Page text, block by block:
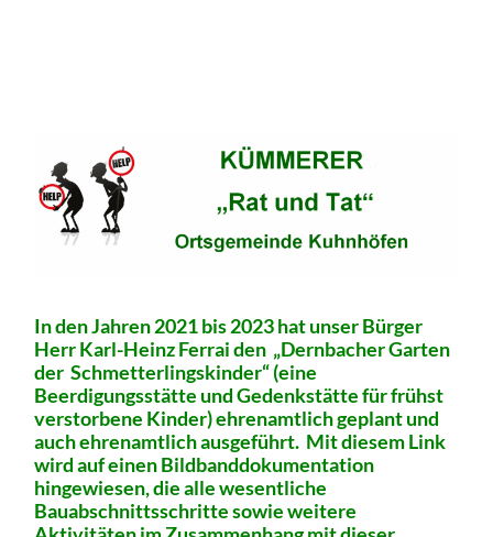
In den Jahren 2021 bis 2023 hat unser Bürger
Herr Karl-Heinz Ferrai den „Dernbacher Garten
der Schmetterlingskinder“ (eine
Beerdigungsstätte und Gedenkstätte für frühst
verstorbene Kinder) ehrenamtlich geplant und
auch ehrenamtlich ausgeführt. Mit diesem Link
wird auf einen Bildbanddokumentation
hingewiesen, die alle wesentliche
Bauabschnittsschritte sowie weitere